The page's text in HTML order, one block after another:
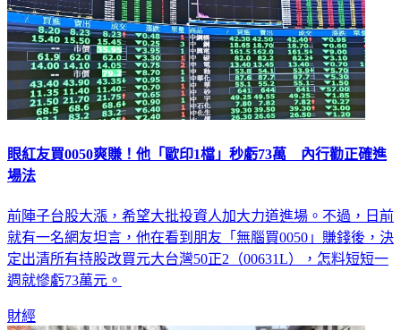
眼紅友買0050爽賺！他「歐印1檔」秒虧73萬 內行勸正確進
場法
前陣子台股大漲，希望大批投資人加大力道進場。不過，日前
就有一名網友坦言，他在看到朋友「無腦買0050」賺錢後，決
定出清所有持股改買元大台灣50正2（00631L），怎料短短一
週就慘虧73萬元。
財經